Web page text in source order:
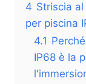
4 Striscia
per piscina
4.1
IP68 è la